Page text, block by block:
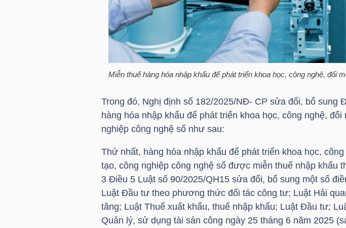
Miễn thuế hàng hóa nhập khẩu để phát triển khoa học, công nghệ, đổi
Trong đó, Nghị định số 182/2025/NĐ- CP sửa đổi, bổ sung
hàng hóa nhập khẩu để phát triển khoa học, công nghệ, đổi
nghiệp công nghệ số như sau:
Thứ nhất, hàng hóa nhập khẩu để phát triển khoa học,
tạo, công nghiệp công nghệ số được miễn thuế nhập khẩu
3 Điều 5 Luật số 90/2025/QH15 sửa đổi, bổ sung một số
Luật Đầu tư theo phương thức đối tác công tư; Luật Hải
tăng; Luật Thuế xuất khẩu, thuế nhập khẩu; Luật Đầu tư;
Quản lý, sử dụng tài sản công ngày 25 tháng 6 năm 2025